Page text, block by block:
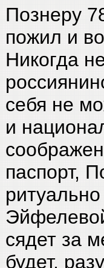
Познеру
пожил и
Никогда
себя не
и
паспорт,
сядет за
будет,